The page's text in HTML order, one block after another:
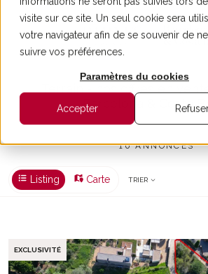
visite sur ce site. Un seul cookie sera
votre navigateur afin de se souvenir de
suivre vos préférences.
Paramètres du cookies
Accepter
Terrain - nos offres en
Barcelona & Costa
10 ANNONCES
Listing Carte TRIER
EXCLUSIVITÉ